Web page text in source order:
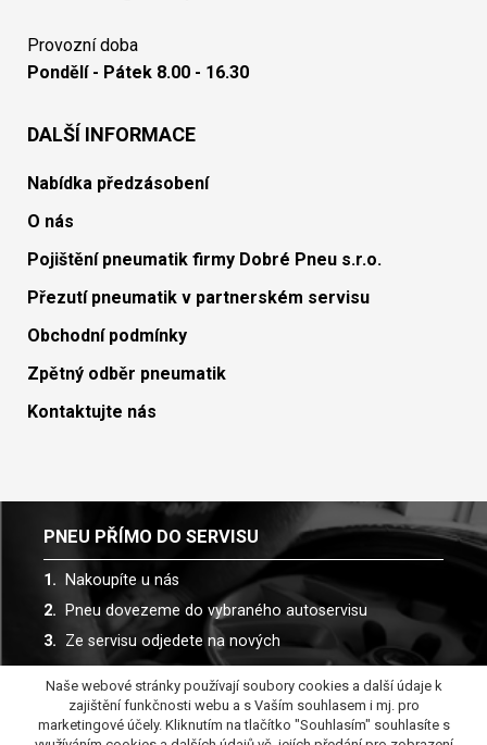
Provozní doba
Pondělí - Pátek 8.00 - 16.30
DALŠÍ INFORMACE
Nabídka předzásobení
O nás
Pojištění pneumatik firmy Dobré Pneu s.r.o.
Přezutí pneumatik v partnerském servisu
Obchodní podmínky
Zpětný odběr pneumatik
Kontaktujte nás
PNEU PŘÍMO DO SERVISU
Nakoupíte u nás
Pneu dovezeme do vybraného autoservisu
Ze servisu odjedete na nových
Spolupracujeme s více než 30 autoservisy
Naše webové stránky používají soubory cookies a další údaje k
zajištění funkčnosti webu a s Vaším souhlasem i mj. pro
marketingové účely. Kliknutím na tlačítko "Souhlasím" souhlasíte s